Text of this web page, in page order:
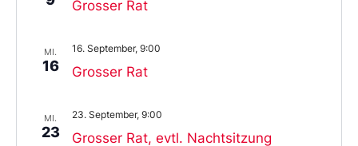
Grosser Rat
MI.
16 Grosser Rat
16. September, 9:00
MI.
23 Grosser Rat, evtl. Nachtsitzung
23. September, 9:00